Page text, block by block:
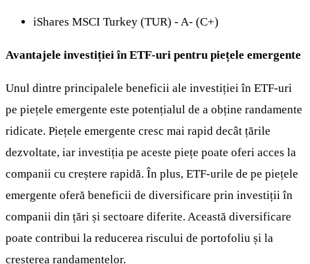
iShares MSCI Turkey (TUR) - A- (C+)
Avantajele investiției în ETF-uri pentru piețele emergente
Unul dintre principalele beneficii ale investiției în ETF-uri
pe piețele emergente este potențialul de a obține randamente
ridicate. Piețele emergente cresc mai rapid decât țările
dezvoltate, iar investiția pe aceste piețe poate oferi acces la
companii cu creștere rapidă. În plus, ETF-urile de pe piețele
emergente oferă beneficii de diversificare prin investiții în
companii din țări și sectoare diferite. Această diversificare
poate contribui la reducerea riscului de portofoliu și la
creșterea randamentelor.